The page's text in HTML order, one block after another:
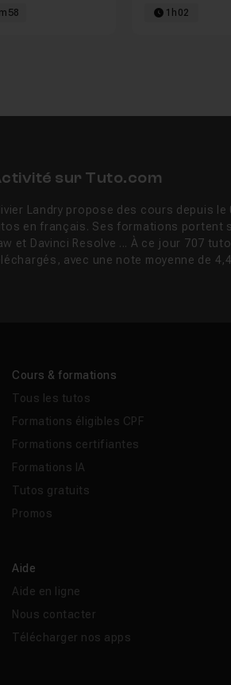
1h02
sur Tuto.com
Landry propose des cours depuis
en français. Ses formations portent
et Davinci Resolve ... À ce jour 707
avec une note moyenne de
Cours & formations
Tous les tutos
Formations éligibles CPF
Formations certifiantes
Formations IA
Tutos gratuits
Promos
Aide
Aide en ligne
Nous contacter
Télécharger nos apps